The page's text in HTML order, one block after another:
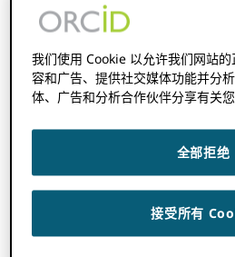
研究人员可以通过认证证明
放科学、监管监督、研究管
的能力。
力的证据是公开的，并且明
然后，这些资格可用于访问
训已完成或执行其他特权操作
我们使用 Cookie 以允许我们网站
容和广告、提供社交媒体功能并分
体、广告和分析合作伙伴分享有关
全部拒绝
接受所有